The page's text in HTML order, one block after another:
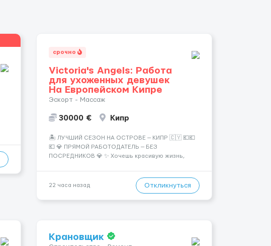
срочно
Victoria's Angels: Работа
для ухоженных девушек
На Европейском Кипре
Эскорт - Массаж
30000 € Кипр
🏝️ ЛУЧШИЙ СЕЗОН НА ОСТРОВЕ — КИПР 🇨🇾 💶💶
💶 💎 ПРЯМОЙ РАБОТОДАТЕЛЬ — БЕЗ
ПОСРЕДНИКОВ 💎 ✨ Хочешь красивую жизнь,
— Опытная команда с годами практики —
Стабильный поток клиентов (без ...
22 часа назад Откликнуться
Крановщик